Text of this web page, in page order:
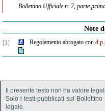
Bollettino Ufficiale n. 7, parte
Note
[1] Regolamento abrogato con
Il presente testo non ha valore
Solo i testi pubblicati sul
legale.